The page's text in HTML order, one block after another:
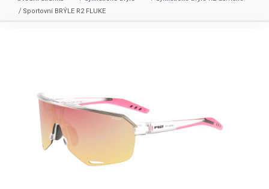
Sportovní BRÝLE R2 FLUKE